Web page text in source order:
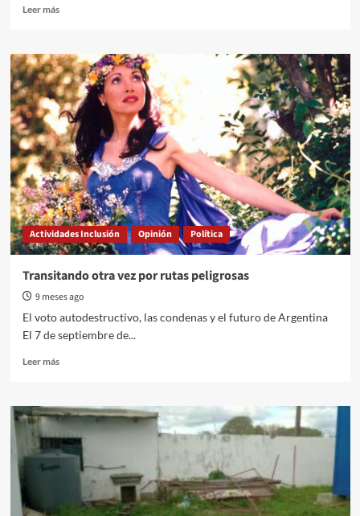
Leer másRead
Leyes
Derogadas.
Estado
de
alerta
Actividades Inclusión Opinión Política
Transitando otra vez por rutas peligrosas
9 meses ago
El voto autodestructivo, las condenas y el futuro de Argentina
El 7 de septiembre de...
Leer másRead
Transitando
otra
vez
por
rutas
peligrosas